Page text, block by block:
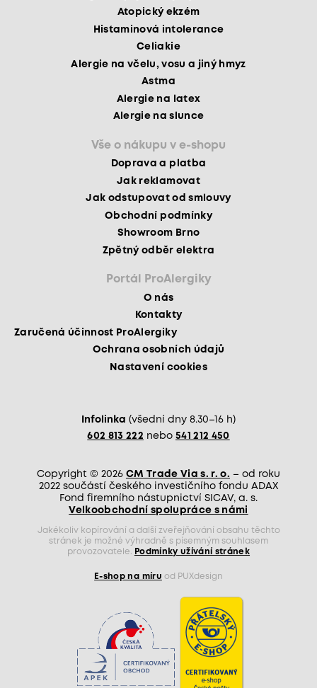
Atopický ekzém
Histaminová intolerance
Celiakie
Alergie na včelu, vosu a jiný hmyz
Astma
Alergie na latex
Alergie na slunce
Vše o nákupu v e-shopu
Doprava a platba
Jak reklamovat
Jak odstupovat od smlouvy
Obchodní podmínky
Showroom Brno
Zpětný odběr elektra
Portál ProAlergiky
O nás
Kontakty
Zaručená účinnost ProAlergiky
Ochrana osobních údajů
Nastavení cookies
Infolinka (všední dny 8.30–16 h)
602 813 222 nebo 541 212 450
Copyright © 2026 CM Trade Via s. r. o. – od roku
2022 součástí českého investičního fondu ADAX
Fond firemního nástupnictví SICAV, a. s.
Velkoobchodní spolupráce s námi
Jakékoliv kopírování a další zveřejňování obsahu těchto
stránek je možné výhradně s písemným souhlasem
provozovatele.
Podmínky užívání stránek
E-shop na míru od PUXdesign